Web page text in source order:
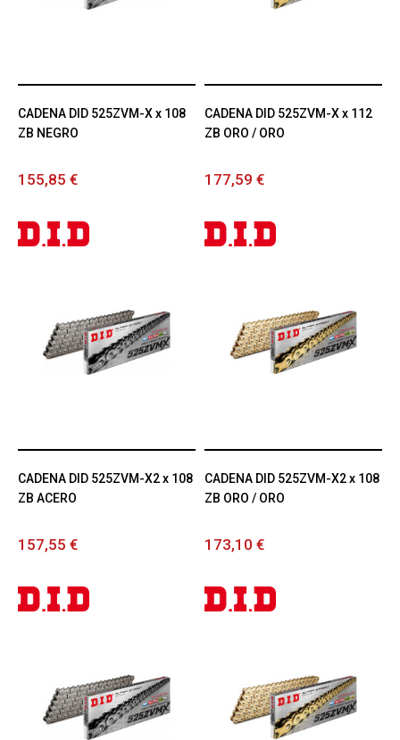
CADENA DID 525ZVM-X x 108
ZB NEGRO
155,85 €
CADENA DID 525ZVM-X x 112
ZB ORO / ORO
177,59 €
CADENA DID 525ZVM-X2 x 108
ZB ACERO
157,55 €
CADENA DID 525ZVM-X2 x 108
ZB ORO / ORO
173,10 €